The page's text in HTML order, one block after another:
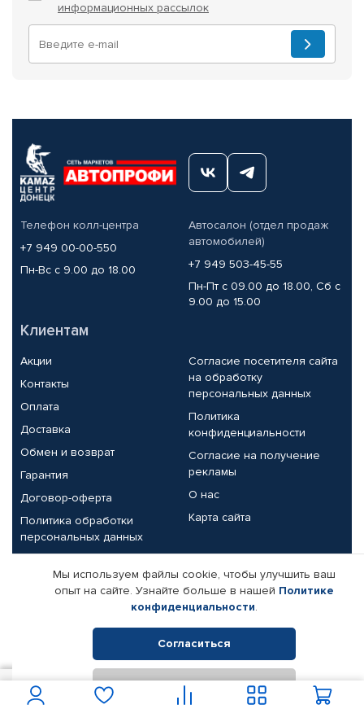
информационных рассылок
Телефон колл-центра
+7 949 00-00-550
Пн-Вс с 9.00 до 18.00
Автосалон (отдел продаж
автомобилей)
+7 949 503-45-55
Пн-Пт с 09.00 до 18.00, Сб с
9.00 до 15.00
Клиентам
Акции
Контакты
Оплата
Доставка
Обмен и возврат
Гарантия
Договор-оферта
Политика обработки
персональных данных
Согласие посетителя сайта
на обработку
персональных данных
Политика
конфиденциальности
Согласие на получение
рекламы
О нас
Карта сайта
Партнерам
Корпоративным клиентам
Поставщикам
Реквизиты компании
© КАМАЗ ЦЕНТР ДОНЕЦК, 2015-2026. Все права защищены.
Интернет-магазин автомобильных товаров Автопрофи.
Мы используем файлы cookie, чтобы улучшить ваш
опыт на сайте. Узнайте больше в нашей Политике
конфиденциальности.
Согласиться
Отклонить
В корзину